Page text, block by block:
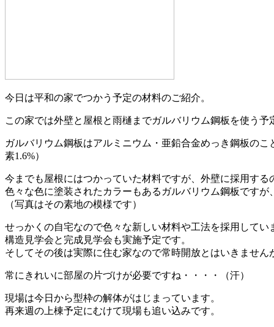
今日は平和の家でつかう予定の材料のご紹介。
この家では外壁と屋根と雨樋までガルバリウム鋼板を使う予
ガルバリウム鋼板はアルミニウム・亜鉛合金めっき鋼板の
素1.6%）
今までも屋根にはつかっていた材料ですが、外壁に採用する
色々な色に塗装されたカラーもあるガルバリウム鋼板です
（写真はその素地の模様です）
せっかくの自宅なので色々な新しい材料や工法を採用してい
構造見学会と完成見学会も実施予定です。
そしてその後は実際に住む家なので常時開放とはいきませ
常にきれいに部屋の片づけが必要ですね・・・・（汗）
現場は今日から型枠の解体がはじまっています。
再来週の上棟予定にむけて現場も追い込みです。